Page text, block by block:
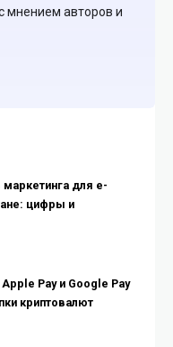
мнением авторов и
для e-
цифры и
криптовалют